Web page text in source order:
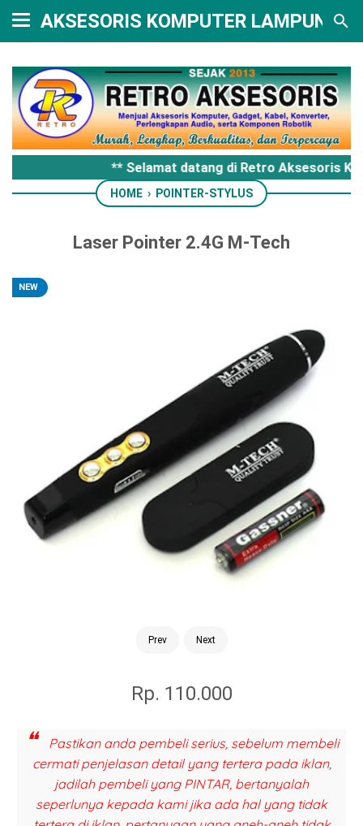
AKSESORIS KOMPUTER LAMPUNG
** Selamat datang di Retro Aksesoris
HOME › POINTER-STYLUS
Laser Pointer 2.4G M-Tech
NEW
Prev Next
Rp. 110.000
Pastikan anda pembeli serius, sebelum membeli
cermati penjelasan detail yang tertera pada iklan,
jadilah pembeli yang PINTAR, bertanyalah
seperlunya kepada kami jika ada hal yang tidak